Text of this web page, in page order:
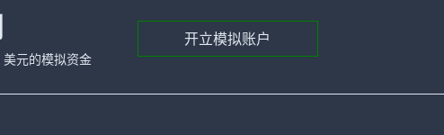
元的模拟资金
开立模拟账户